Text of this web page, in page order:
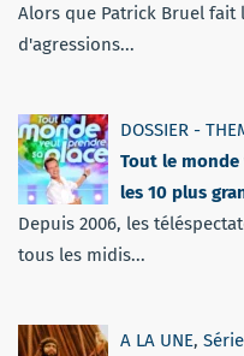
Alors que Patrick Bruel
d'agressions...
DOSSIER -
Tout le
les 10 plus
Depuis 2006, les
tous les midis...
A LA UNE,